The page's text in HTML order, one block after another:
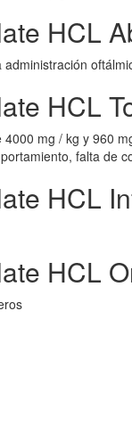
HCL
HCL
mg / kg y 960
falta de
HCL
HCL